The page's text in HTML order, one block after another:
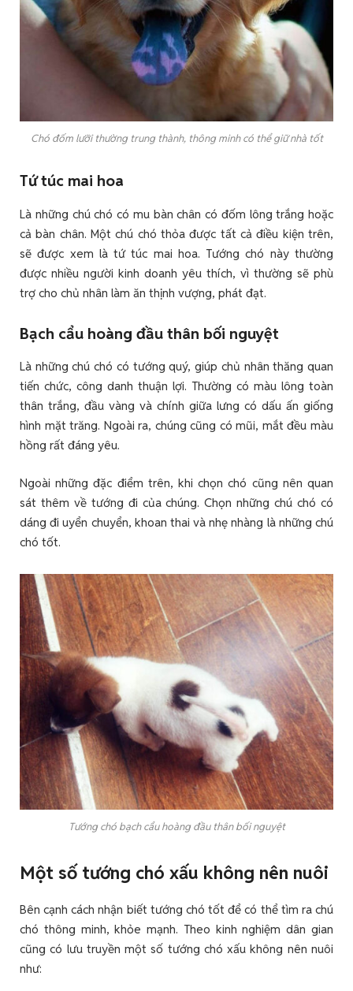
Chó đốm lưỡi thường trung thành, thông minh có thể giữ nhà tốt
Tứ túc mai hoa
Là những chú chó có mu bàn chân có đốm lông trắng hoặc
cả bàn chân. Một chú chó thỏa được tất cả điều kiện trên,
sẽ được xem là tứ túc mai hoa. Tướng chó này thường
được nhiều người kinh doanh yêu thích, vì thường sẽ phù
trợ cho chủ nhân làm ăn thịnh vượng, phát đạt.
Bạch cẩu hoàng đầu thân bối nguyệt
Là những chú chó có tướng quý, giúp chủ nhân thăng quan
tiến chức, công danh thuận lợi. Thường có màu lông toàn
thân trắng, đầu vàng và chính giữa lưng có dấu ấn giống
hình mặt trăng. Ngoài ra, chúng cũng có mũi, mắt đều màu
hồng rất đáng yêu.
Ngoài những đặc điểm trên, khi chọn chó cũng nên quan
sát thêm về tướng đi của chúng. Chọn những chú chó có
dáng đi uyển chuyển, khoan thai và nhẹ nhàng là những chú
chó tốt.
Tướng chó bạch cẩu hoàng đầu thân bối nguyệt
Một số tướng chó xấu không nên nuôi
Bên cạnh cách nhận biết tướng chó tốt để có thể tìm ra chú
chó thông minh, khỏe mạnh. Theo kinh nghiệm dân gian
cũng có lưu truyền một số tướng chó xấu không nên nuôi
như: